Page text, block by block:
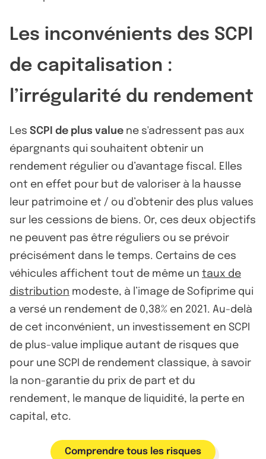
Les inconvénients des SCPI
de capitalisation :
l’irrégularité du rendement
Les SCPI de plus value ne s'adressent pas aux
épargnants qui souhaitent obtenir un
rendement régulier ou d’avantage fiscal. Elles
ont en effet pour but de valoriser à la hausse
leur patrimoine et / ou d’obtenir des plus values
sur les cessions de biens. Or, ces deux objectifs
ne peuvent pas être réguliers ou se prévoir
précisément dans le temps. Certains de ces
véhicules affichent tout de même un taux de
distribution modeste, à l’image de Sofiprime qui
a versé un rendement de 0,38% en 2021. Au-delà
de cet inconvénient, un investissement en SCPI
de plus-value implique autant de risques que
pour une SCPI de rendement classique, à savoir
la non-garantie du prix de part et du
rendement, le manque de liquidité, la perte en
capital, etc.
Comprendre tous les risques